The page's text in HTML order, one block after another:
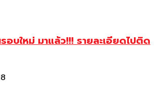
อบใหม่ มาแล้ว!!! รายละเอียดไปติด